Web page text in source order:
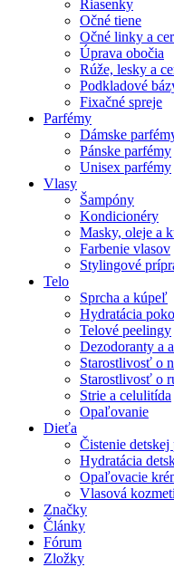
Riasenky
Očné tiene
Očné linky a
Úprava obočia
Rúže, lesky a
Podkladové
Fixačné spreje
Parfémy
Dámske
Pánske parfémy
Unisex parfémy
Vlasy
Šampóny
Kondicionéry
Masky, oleje a
Farbenie vlasov
Stylingové
Telo
Sprcha a kúpeľ
Hydratácia
Telové peelingy
Dezodoranty a
Starostlivosť o
Starostlivosť o
Strie a celulitída
Opaľovanie
Dieťa
Čistenie
Hydratácia
Opaľovacie
Vlasová
Značky
Články
Fórum
Zložky